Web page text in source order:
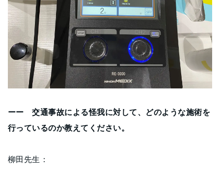
ーー 交通事故による怪我に対して、どのような施術を
行っているのか教えてください。
柳田先生：